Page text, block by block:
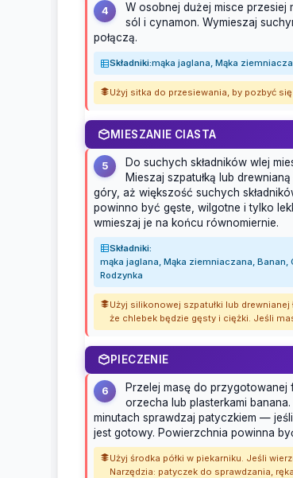
4
W osobnej dużej misce przesiej
sól i cynamon. Wymieszaj
połączą.
Składniki:mąka jaglana, Mąka
Użyj sitka do przesiewania, by pozbyć
MIESZANIE CIASTA
5
Do suchych składników wlej
Mieszaj szpatułką lub
góry, aż większość suchych
powinno być gęste, wilgotne i tylko
wmieszaj je na końcu równomiernie.
Składniki:
mąka jaglana, Mąka ziemniaczana, Banan,
Rodzynka
Użyj silikonowej szpatułki lub
że chlebek będzie gęsty i ciężki. Jeśli
PIECZENIE
6
Przelej masę do przygotowanej
orzecha lub plasterkami
minutach sprawdzaj patyczkiem —
jest gotowy. Powierzchnia powinna
Użyj środka półki w piekarniku. Jeśli
Narzędzia: patyczek do sprawdzania,